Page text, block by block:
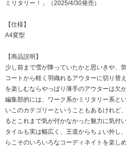
ミリタリー！」（2025/4/30発売）
【仕様】
A4変型
【商品説明】
少し前まで雪が降っていたかと思いきや、
コートから軽く羽織れるアウターに切り替
を楽しむならやっぱり薄手のアウターは欠
編集部的には、ワーク系かミリタリー系と
いこのカテゴリーということもあるけれど
るとこれまで気が付かなかった魅力に気付
タイルも実は幅広く、王道からちょい外し
らこそのいろいろなコーディネイトを楽し